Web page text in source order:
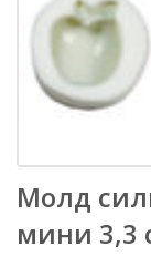
Молд
мини 3,3